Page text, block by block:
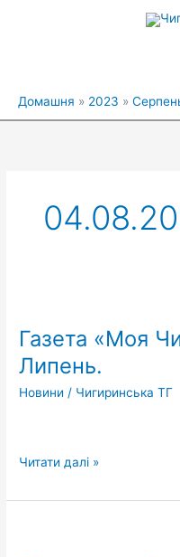
Домашня 2023
Газета «Моя
Липень.
Новини / Чигиринська ТГ
Чигиринщина».
Липень.
Читати далі »